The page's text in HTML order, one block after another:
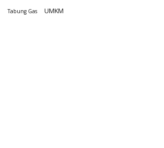
Tabung Gas
UMKM